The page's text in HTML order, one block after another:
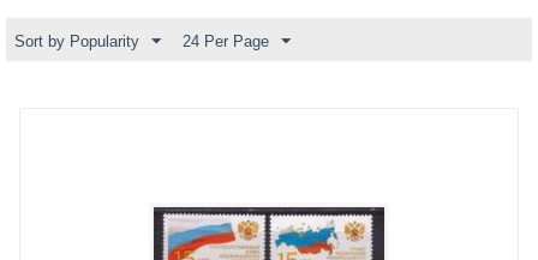
Sort by Popularity 24 Per Page